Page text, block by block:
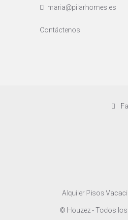
maria@pilarhomes.es
Contáctenos
Alquiler Pisos
© Houzez - Todos